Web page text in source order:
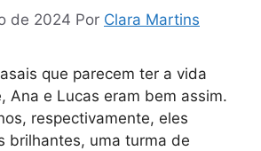
de 2024 Por Clara Martins
que parecem ter a vida
Ana e Lucas eram bem assim.
respectivamente, eles
brilhantes, uma turma de